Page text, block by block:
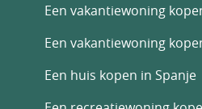
Een vakantiewoning
Een vakantiewoning
Een huis kopen in Spanje